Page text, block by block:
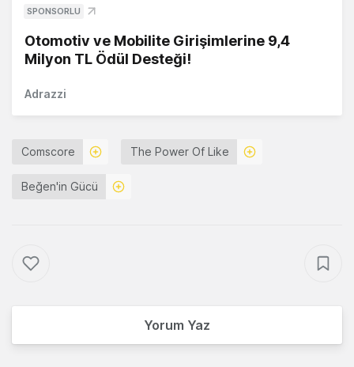
SPONSORLU
Otomotiv ve Mobilite Girişimlerine 9,4
Milyon TL Ödül Desteği!
Adrazzi
Comscore The Power Of Like
Beğen'in Gücü
Yorum Yaz